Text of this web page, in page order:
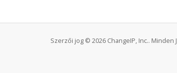
Szerzői jog © 2026 ChangeIP, Inc.. Minden